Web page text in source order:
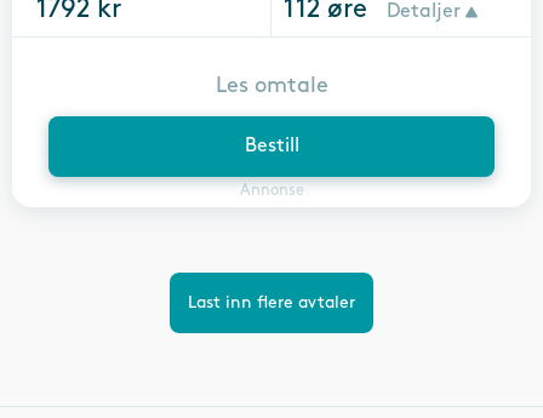
1792 kr 112 øre Detaljer
Bestill
Annonse
Les omtale
Last inn flere avtaler